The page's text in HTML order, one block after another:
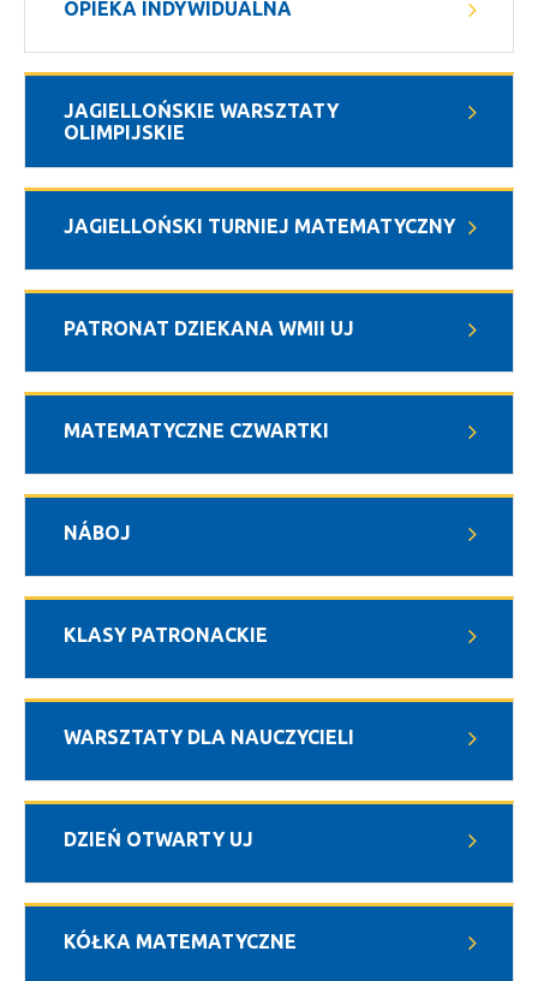
OPIEKA INDYWIDUALNA
JAGIELLOŃSKIE WARSZTATY
OLIMPIJSKIE
JAGIELLOŃSKI TURNIEJ MATEMATYCZNY
PATRONAT DZIEKANA WMII UJ
MATEMATYCZNE CZWARTKI
NÁBOJ
KLASY PATRONACKIE
WARSZTATY DLA NAUCZYCIELI
DZIEŃ OTWARTY UJ
KÓŁKA MATEMATYCZNE